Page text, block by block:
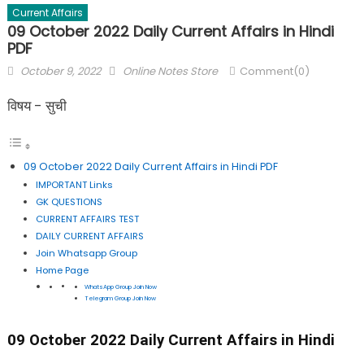
Current Affairs
09 October 2022 Daily Current Affairs in Hindi
PDF
October 9, 2022 Online Notes Store Comment(0)
विषय - सुची
09 October 2022 Daily Current Affairs in Hindi PDF
IMPORTANT Links
GK QUESTIONS
CURRENT AFFAIRS TEST
DAILY CURRENT AFFAIRS
Join Whatsapp Group
Home Page
WhatsApp Group Join Now
Telegram Group Join Now
09 October 2022 Daily Current Affairs in Hindi